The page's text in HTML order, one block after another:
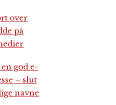
over
på
god e-
– slut
navne